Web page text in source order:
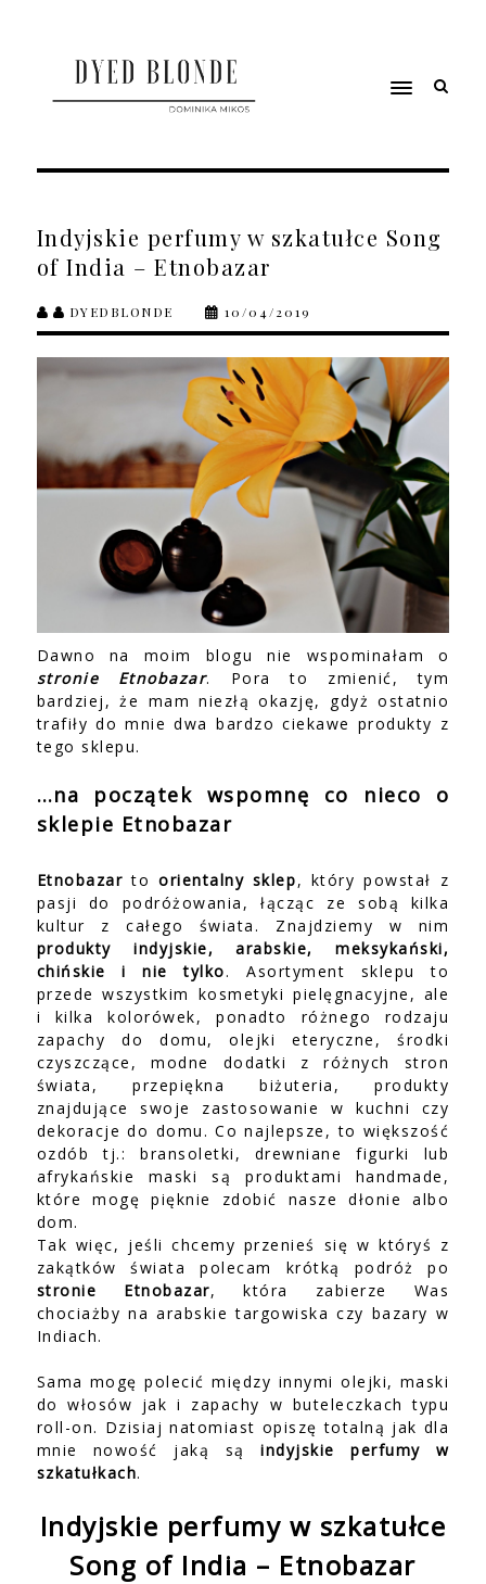
Indyjskie perfumy w szkatułce Song
of India – Etnobazar
DYEDBLONDE 10/04/2019
Dawno na moim blogu nie wspominałam o
stronie Etnobazar. Pora to zmienić, tym
bardziej, że mam niezłą okazję, gdyż ostatnio
trafiły do mnie dwa bardzo ciekawe produkty z
tego sklepu.
…na początek wspomnę co nieco o
sklepie Etnobazar
Etnobazar toorientalny sklep, który powstał z
pasji do podróżowania, łącząc ze sobą kilka
kultur z całego świata. Znajdziemy w nim
produkty indyjskie, arabskie, meksykański,
chińskie i nie tylko. Asortyment sklepu to
przede wszystkim kosmetyki pielęgnacyjne, ale
i kilka kolorówek, ponadto różnego rodzaju
zapachy do domu, olejki eteryczne, środki
czyszczące, modne dodatki z różnych stron
świata, przepiękna biżuteria, produkty
znajdujące swoje zastosowanie w kuchni czy
dekoracje do domu. Co najlepsze, to większość
ozdób tj.: bransoletki, drewniane figurki lub
afrykańskie maski są produktami handmade,
które mogę pięknie zdobić nasze dłonie albo
dom.
Tak więc, jeśli chcemy przenieś się w któryś z
zakątków świata polecam krótką podróż po
stronie Etnobazar, która zabierze Was
chociażby na arabskie targowiska czy bazary w
Indiach.
Sama mogę polecić między innymi olejki, maski
do włosów jak i zapachy w buteleczkach typu
roll-on. Dzisiaj natomiast opiszę totalną jak dla
mnie nowość jaką sąindyjskie perfumy w
szkatułkach.
Indyjskie perfumy w szkatułce
Song of India – Etnobazar